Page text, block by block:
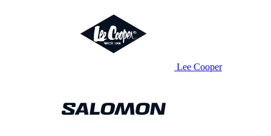
Lee Cooper